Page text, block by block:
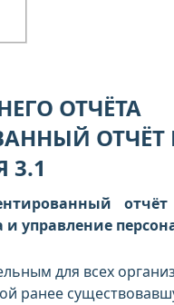
ОТЧЁТА
ОТЧЁТ
3.1
и управление
для всех
ранее